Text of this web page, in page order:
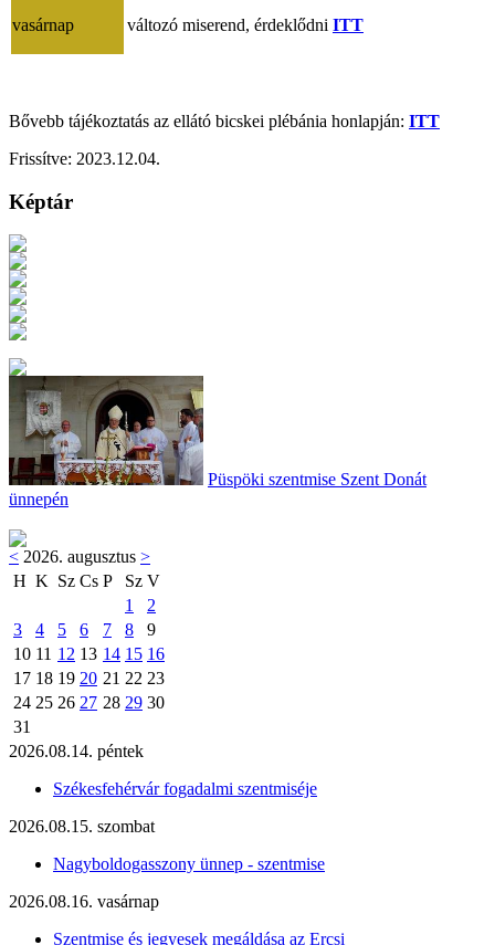
vasárnap változó miserend, érdeklődni ITT
Bővebb tájékoztatás az ellátó bicskei plébánia honlapján: ITT
Frissítve: 2023.12.04.
Képtár
Püspöki szentmise Szent Donát
ünnepén
< 2026. augusztus >
H K Sz Cs P Sz V
1
2
3
4 5 6 7 8
9
10 11 12 13 14 15 16
17 18 19 20 21 22 23
24 25 26 27 28 29 30
31
2026.08.14. péntek
Székesfehérvár fogadalmi szentmiséje
2026.08.15. szombat
Nagyboldogasszony ünnep - szentmise
2026.08.16. vasárnap
Szentmise és jegyesek megáldása az Ercsi